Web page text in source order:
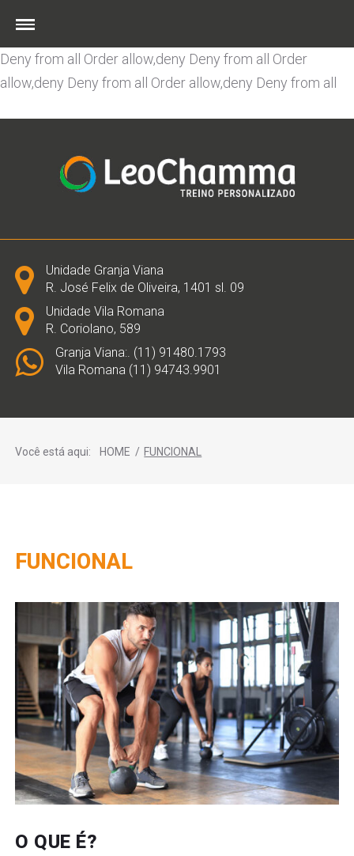
from all
Deny from all Order allow,deny Deny from all Order
allow,deny Deny from all Order allow,deny Deny from all
Unidade Granja Viana
R. José Felix de Oliveira, 1401 sl. 09
Unidade Vila Romana
R. Coriolano, 589
Granja Viana:. (11) 91480.1793
Vila Romana (11) 94743.9901
Você está aqui: HOME / FUNCIONAL
FUNCIONAL
O QUE É?